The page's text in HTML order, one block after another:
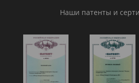
Наши патенты и